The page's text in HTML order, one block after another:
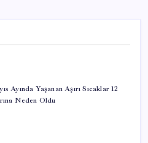
Ayında Yaşanan Aşırı Sıcaklar 12
Neden Oldu